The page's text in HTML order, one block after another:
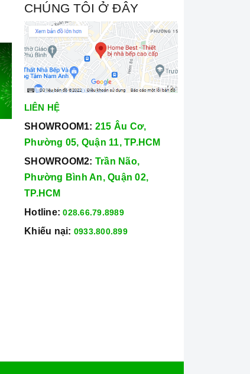
CHÚNG TÔI Ở ĐÂY
LIÊN HỆ
SHOWROOM1: 215 Âu Cơ,
Phường 05, Quận 11, TP.HCM
SHOWROOM2: Trần Não,
Phường Bình An, Quận 02,
TP.HCM
Hotline: 028.66.79.8989
Khiếu nại: 0933.800.899